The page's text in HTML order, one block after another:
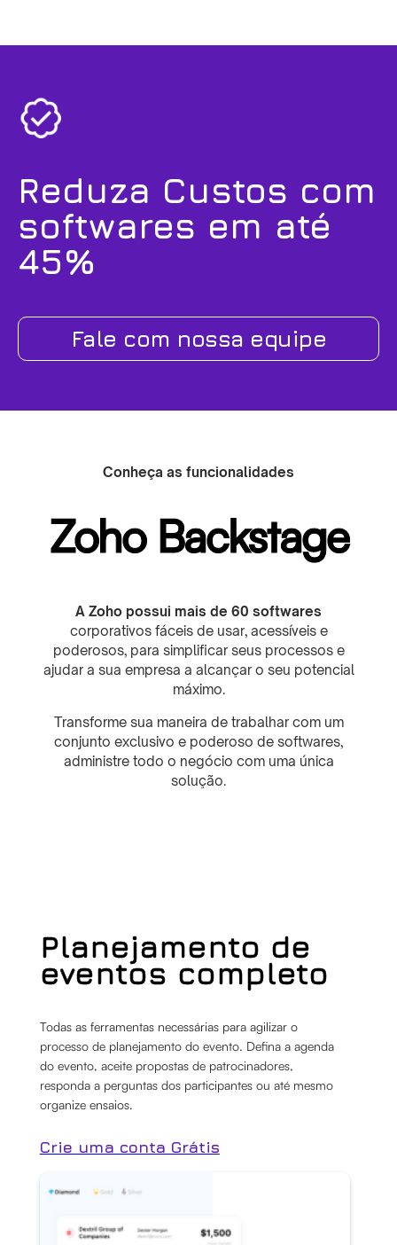
Reduza Custos com
softwares em até
45%
Fale com nossa equipe
Conheça as funcionalidades
Zoho Backstage
A Zoho possui mais de 60 softwares
corporativos fáceis de usar, acessíveis e
poderosos, para simplificar seus processos e
ajudar a sua empresa a alcançar o seu potencial
máximo.
Transforme sua maneira de trabalhar com um
conjunto exclusivo e poderoso de softwares,
administre todo o negócio com uma única
solução.
Planejamento de
eventos completo
Todas as ferramentas necessárias para agilizar o
processo de planejamento do evento. Defina a agenda
do evento, aceite propostas de patrocinadores,
responda a perguntas dos participantes ou até mesmo
organize ensaios.
Crie uma conta Grátis